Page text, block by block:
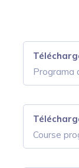
Programa
Course